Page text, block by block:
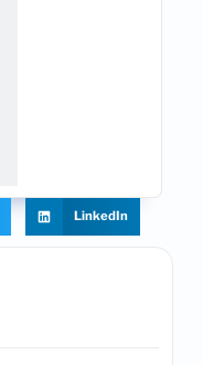
LinkedIn